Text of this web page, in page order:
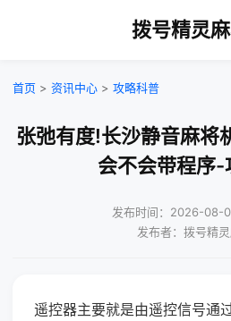
拨号精灵
首页 > 资讯中心 > 攻略科普
张弛有度!长沙静音麻将
会不会带程序-
发布时间：2026-08-
发布者：拨号精
遥控器主要就是由遥控信号通